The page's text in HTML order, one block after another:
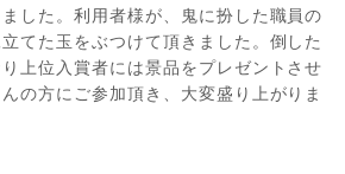
ました。利用者様が、鬼に扮した職員の
てた玉をぶつけて頂きました。倒した
上位入賞者には景品をプレゼントさせ
の方にご参加頂き、大変盛り上がりま